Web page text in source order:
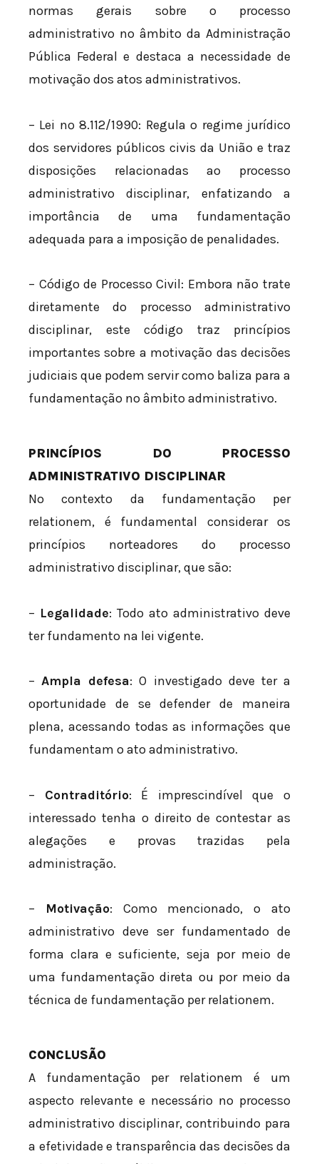
normas gerais sobre o processo
administrativo no âmbito da Administração
Pública Federal e destaca a necessidade de
motivação dos atos administrativos.
– Lei nº 8.112/1990: Regula o regime jurídico
dos servidores públicos civis da União e traz
disposições relacionadas ao processo
administrativo disciplinar, enfatizando a
importância de uma fundamentação
adequada para a imposição de penalidades.
– Código de Processo Civil: Embora não trate
diretamente do processo administrativo
disciplinar, este código traz princípios
importantes sobre a motivação das decisões
judiciais que podem servir como baliza para a
fundamentação no âmbito administrativo.
PRINCÍPIOS DO PROCESSO
ADMINISTRATIVO DISCIPLINAR
No contexto da fundamentação per
relationem, é fundamental considerar os
princípios norteadores do processo
administrativo disciplinar, que são:
– Legalidade: Todo ato administrativo deve
ter fundamento na lei vigente.
–Ampla defesa: O investigado deve ter a
oportunidade de se defender de maneira
plena, acessando todas as informações que
fundamentam o ato administrativo.
– Contraditório: É imprescindível que o
interessado tenha o direito de contestar as
alegações e provas trazidas pela
administração.
– Motivação: Como mencionado, o ato
administrativo deve ser fundamentado de
forma clara e suficiente, seja por meio de
uma fundamentação direta ou por meio da
técnica de fundamentação per relationem.
CONCLUSÃO
A fundamentação per relationem é um
aspecto relevante e necessário no processo
administrativo disciplinar, contribuindo para
a efetividade e transparência das decisões da